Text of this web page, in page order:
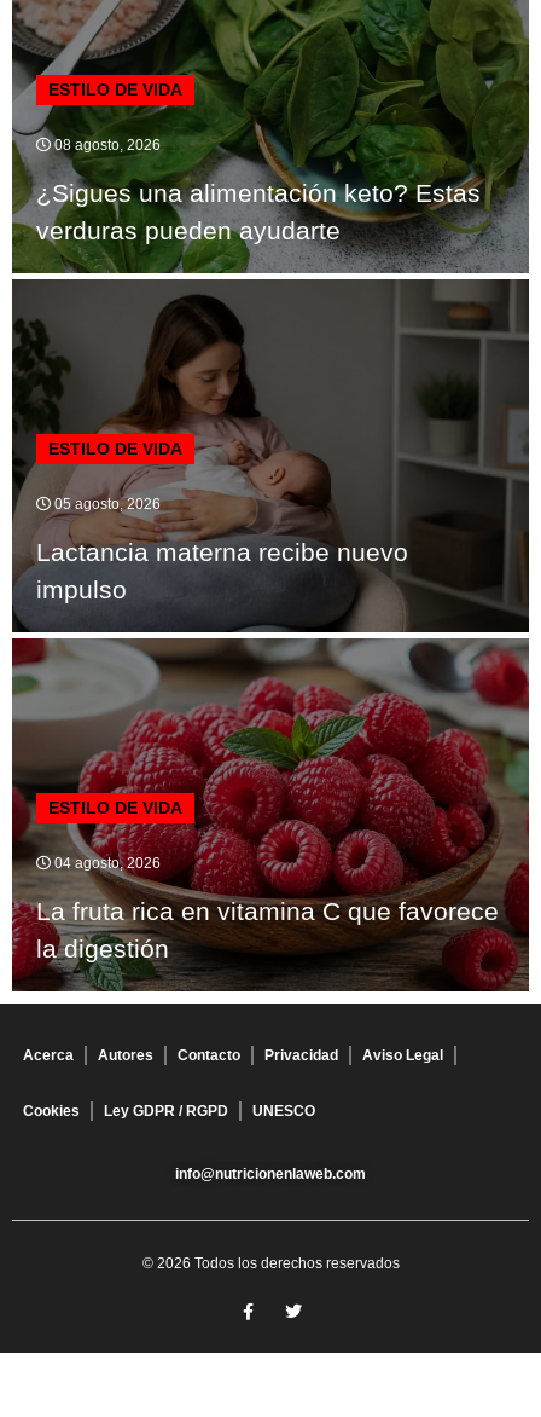
ESTILO DE VIDA
08 agosto, 2026
¿Sigues una alimentación keto? Estas
verduras pueden ayudarte
ESTILO DE VIDA
05 agosto, 2026
Lactancia materna recibe nuevo
impulso
ESTILO DE VIDA
04 agosto, 2026
La fruta rica en vitamina C que favorece
la digestión
Acerca Autores Contacto Privacidad Aviso Legal
Cookies Ley GDPR / RGPD UNESCO
info@nutricionenlaweb.com
© 2026 Todos los derechos reservados